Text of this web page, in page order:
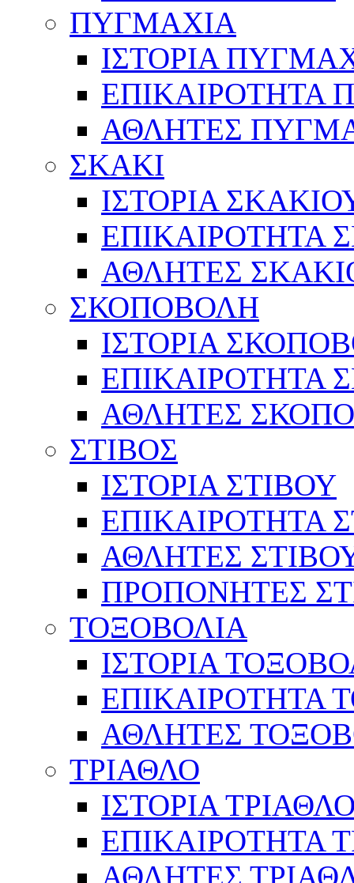
ΠΥΓΜΑΧΙΑ
ΙΣΤΟΡΙΑ
ΕΠΙΚΑΙΡΟΤΗΤΑ
ΑΘΛΗΤΕΣ
ΣΚΑΚΙ
ΙΣΤΟΡΙΑ
ΕΠΙΚΑΙΡΟΤΗΤΑ
ΑΘΛΗΤΕΣ
ΣΚΟΠΟΒΟΛΗ
ΙΣΤΟΡΙΑ
ΕΠΙΚΑΙΡΟΤΗΤΑ
ΑΘΛΗΤΕΣ
ΣΤΙΒΟΣ
ΙΣΤΟΡΙΑ ΣΤΙΒΟΥ
ΕΠΙΚΑΙΡΟΤΗΤΑ
ΑΘΛΗΤΕΣ
ΠΡΟΠΟΝΗΤΕΣ
ΤΟΞΟΒΟΛΙΑ
ΙΣΤΟΡΙΑ
ΕΠΙΚΑΙΡΟΤΗΤΑ
ΑΘΛΗΤΕΣ
ΤΡΙΑΘΛΟ
ΙΣΤΟΡΙΑ
ΕΠΙΚΑΙΡΟΤΗΤΑ